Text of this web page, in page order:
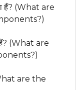
हैं? (What are
हैं? (What are
are the